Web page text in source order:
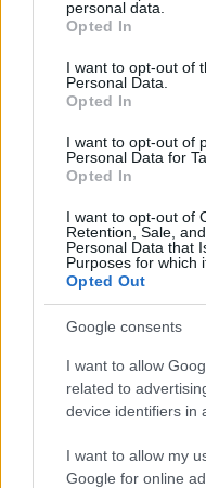
grant or deny consent
use your data for below
consent section.
personal data.
Opted In
I want to opt-out of
Personal Data.
Opted In
I want to opt-out of
Personal Data for
Opted In
I want to opt-out of
Retention, Sale,
Personal Data that
Purposes for which
Opted Out
Google consents
I want to allow
related to
device identifiers in
I want to allow my
Google for online
Slot vezetőedző.
egy gólpasszt.
között
CÍMKÉK: #DAC
#VITÁLIS MILÁN